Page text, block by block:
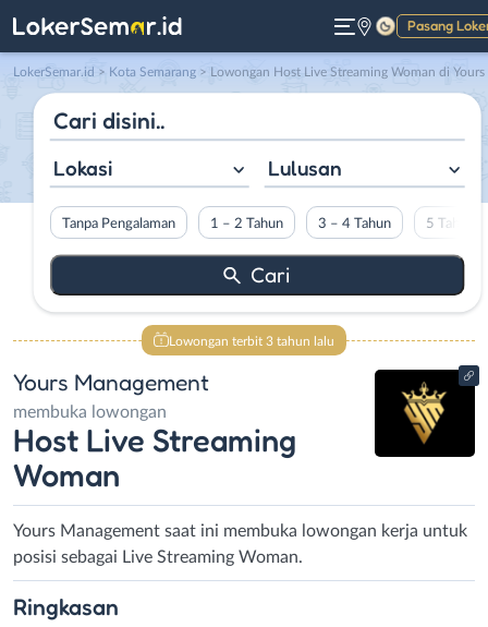
Pasang
Gelap
LokerSemar.id > Kota Semarang > Lowongan Host Live Streaming Woman di Yours Management
Lokasi Lulusan
Tanpa Pengalaman 1 – 2 Tahun 3 – 4 Tahun 5 Tahun
Lowongan terbit 3 tahun lalu
Yours Management
membuka lowongan
Host Live Streaming
Woman
Yours Management saat ini membuka lowongan kerja untuk
posisi sebagai Live Streaming Woman.
Ringkasan